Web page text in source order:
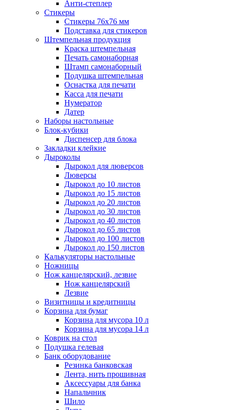
Анти-степлер
Стикеры
Стикеры 76x76 мм
Подставка для стикеров
Штемпельная продукция
Краска штемпельная
Печать самонаборная
Штамп самонаборный
Подушка штемпельная
Оснастка для печати
Касса для печати
Нумератор
Датер
Наборы настольные
Блок-кубики
Диспенсер для блока
Закладки клейкие
Дыроколы
Дырокол для люверсов
Люверсы
Дырокол до 10 листов
Дырокол до 15 листов
Дырокол до 20 листов
Дырокол до 30 листов
Дырокол до 40 листов
Дырокол до 65 листов
Дырокол до 100 листов
Дырокол до 150 листов
Калькуляторы настольные
Ножницы
Нож канцелярский, лезвие
Нож канцелярский
Лезвие
Визитницы и кредитницы
Корзина для бумаг
Корзина для мусора 10 л
Корзина для мусора 14 л
Коврик на стол
Подушка гелевая
Банк оборудование
Резинка банковская
Лента, нить прошивная
Аксессуары для банка
Напальчник
Шило